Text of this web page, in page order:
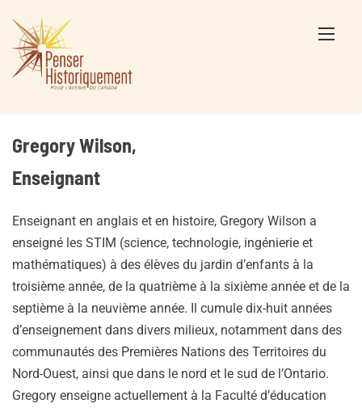
content
Gregory Wilson,
Enseignant
Enseignant en anglais et en histoire, Gregory Wilson a
enseigné les STIM (science, technologie, ingénierie et
mathématiques) à des élèves du jardin d’enfants à la
troisième année, de la quatrième à la sixième année et de la
septième à la neuvième année. Il cumule dix-huit années
d’enseignement dans divers milieux, notamment dans des
communautés des Premières Nations des Territoires du
Nord-Ouest, ainsi que dans le nord et le sud de l’Ontario.
Gregory enseigne actuellement à la Faculté d’éducation